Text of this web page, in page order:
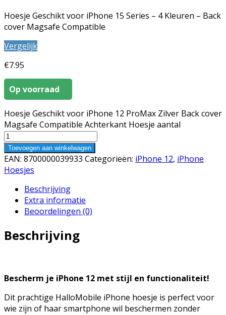
Hoesje Geschikt voor iPhone 15 Series – 4 Kleuren – Back
cover Magsafe Compatible
Vergelijk
€7.95
Op voorraad
Hoesje Geschikt voor iPhone 12 ProMax Zilver Back cover
Magsafe Compatible Achterkant Hoesje aantal
Toevoegen aan winkelwagen
EAN: 8700000039933 Categorieën: iPhone 12, iPhone
Hoesjes
Beschrijving
Extra informatie
Beoordelingen (0)
Beschrijving
Bescherm je iPhone 12 met stijl en functionaliteit!
Dit prachtige HalloMobile iPhone hoesje is perfect voor
wie zijn of haar smartphone wil beschermen zonder